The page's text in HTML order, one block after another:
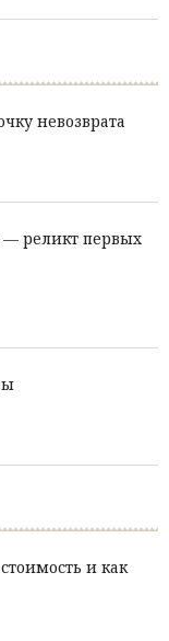
невозврата
реликт первых
и как